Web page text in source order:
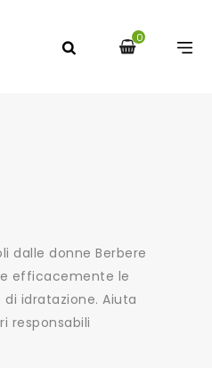
0
dalle donne Berbere
efficacemente le
idratazione. Aiuta
responsabili